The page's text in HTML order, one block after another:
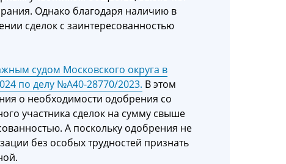
Однако благодаря наличию в
сделок с заинтересованностью
судом Московского округа в
по делу №А40-28770/2023. В этом
о необходимости одобрения со
участника сделок на сумму свыше
А поскольку одобрения не
без особых трудностей признать